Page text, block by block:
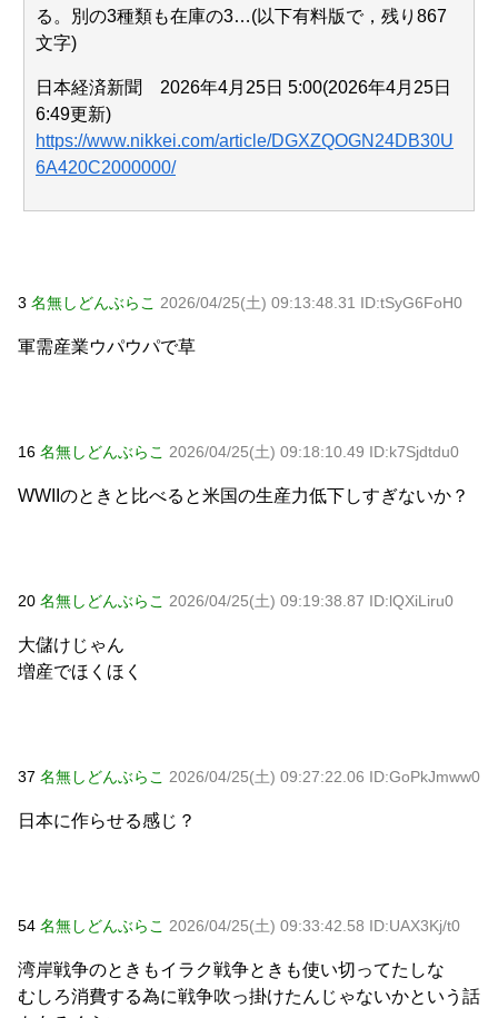
Powered by livedoor 相互RSS
る。別の3種類も在庫の3…(以下有料版で，残り867
文字)
日本経済新聞 2026年4月25日 5:00(2026年4月25日
6:49更新)
https://www.nikkei.com/article/DGXZQOGN24DB30U
6A420C2000000/
3 名無しどんぶらこ 2026/04/25(土) 09:13:48.31 ID:tSyG6FoH0
軍需産業ウパウパで草
16 名無しどんぶらこ 2026/04/25(土) 09:18:10.49 ID:k7Sjdtdu0
WWIIのときと比べると米国の生産力低下しすぎないか？
20 名無しどんぶらこ 2026/04/25(土) 09:19:38.87 ID:lQXiLiru0
大儲けじゃん
増産でほくほく
37 名無しどんぶらこ 2026/04/25(土) 09:27:22.06 ID:GoPkJmww0
日本に作らせる感じ？
54 名無しどんぶらこ 2026/04/25(土) 09:33:42.58 ID:UAX3Kj/t0
湾岸戦争のときもイラク戦争ときも使い切ってたしな
むしろ消費する為に戦争吹っ掛けたんじゃないかという話